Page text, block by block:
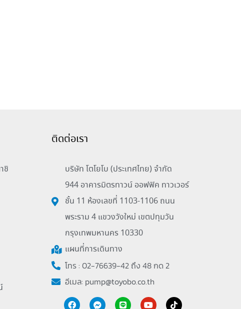
ชิ
ติดต่อเรา
บริษัท โตโยโบ (ประเทศไทย) จำกัด
944 อาคารมิตรทาวน์ ออฟฟิค ทาวเวอร์
ชั้น 11 ห้องเลขที่ 1103-1106 ถนน
พระราม 4 แขวงวังใหม่ เขตปทุมวัน
กรุงเทพมหานคร 10330
แผนที่การเดินทาง
โทร : 02-76639-42 ถึง 48 กด 2
อีเมล: pump@toyobo.co.th